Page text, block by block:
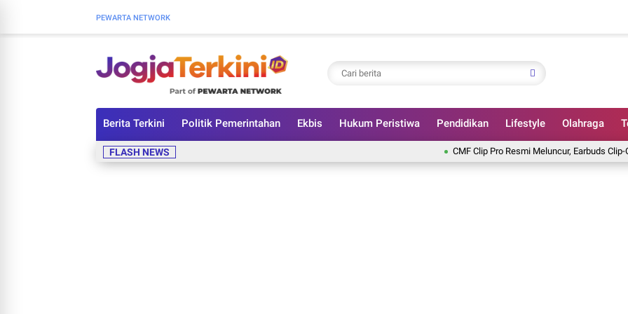
PEWARTA NETWORK
Berita Terkini Politik Pemerintahan Ekbis Hukum Peristiwa Pendidikan Lifestyle Olahraga
FLASH NEWS CMF Clip Pro Resmi Meluncur, Earbuds Clip-On